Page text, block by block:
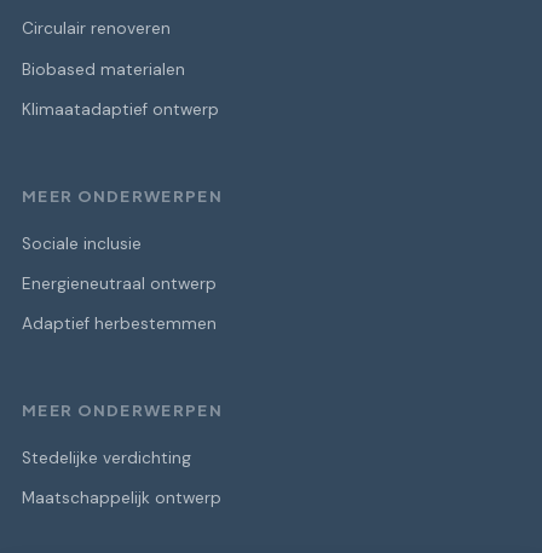
Circulair renoveren
Biobased materialen
Klimaatadaptief ontwerp
MEER ONDERWERPEN
Sociale inclusie
Energieneutraal ontwerp
Adaptief herbestemmen
MEER ONDERWERPEN
Stedelijke verdichting
Maatschappelijk ontwerp